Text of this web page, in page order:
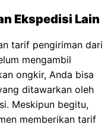
Ekspedisi Lain
tarif pengiriman dari
mengambil
ongkir, Anda bisa
ditawarkan oleh
Meskipun begitu,
memberikan tarif